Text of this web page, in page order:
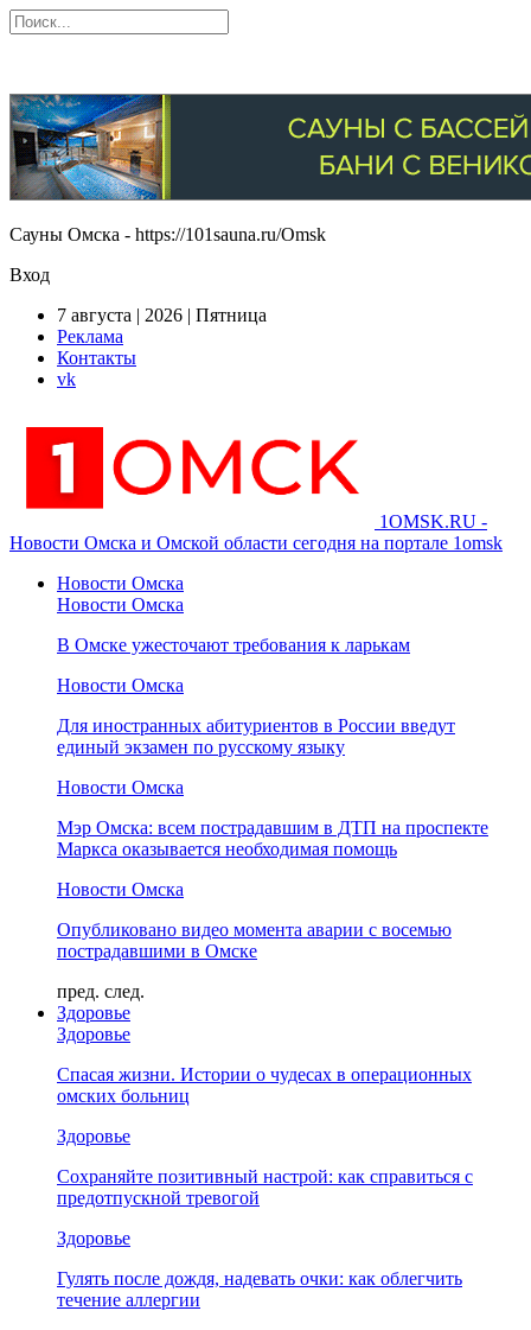
Сауны Омска - https://101sauna.ru/Omsk
Вход
7 августа | 2026 | Пятница
Реклама
Контакты
vk
1OMSK.RU -
Новости Омска и Омской области сегодня на портале 1omsk
Новости Омска
Новости Омска
В Омске ужесточают требования к ларькам
Новости Омска
Для иностранных абитуриентов в России введут
единый экзамен по русскому языку
Новости Омска
Мэр Омска: всем пострадавшим в ДТП на проспекте
Маркса оказывается необходимая помощь
Новости Омска
Опубликовано видео момента аварии с восемью
пострадавшими в Омске
пред. след.
Здоровье
Здоровье
Спасая жизни. Истории о чудесах в операционных
омских больниц
Здоровье
Сохраняйте позитивный настрой: как справиться с
предотпускной тревогой
Здоровье
Гулять после дождя, надевать очки: как облегчить
течение аллергии